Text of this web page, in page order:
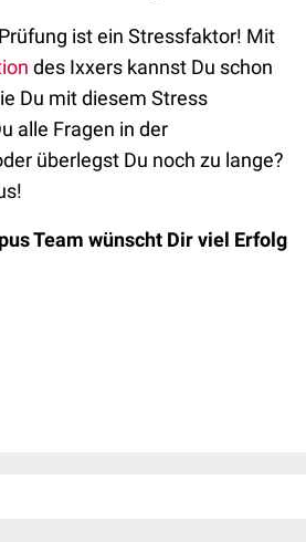
ist ein Stressfaktor! Mit
des Ixxers kannst Du schon
Du mit diesem Stress
alle Fragen in der
überlegst Du noch zu lange?
Team wünscht Dir viel Erfolg